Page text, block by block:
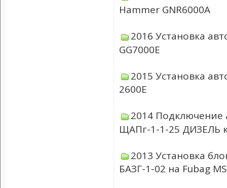
Hammer GNR6000A
2016 Установка
GG7000E
2015 Установка
2600E
2014 Подключение
ЩАПг-1-1-25 ДИЗЕЛЬ
2013 Установка
БАЗГ-1-02 на Fubag